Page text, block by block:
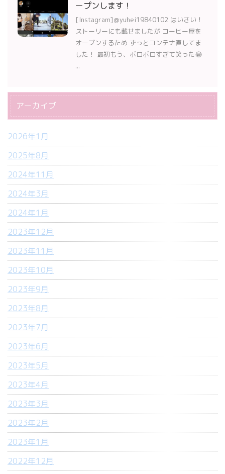
ープンします！
[Instagram]＠yuhei19840102 はいさい！
ストーリーにも載せましたが コーヒー屋を
オープンするため ずっとコンテナ直してま
した！ 最初もう、ボロボロすぎて笑った😂
...
アーカイブ
2026年1月
2025年8月
2024年11月
2024年3月
2024年1月
2023年12月
2023年11月
2023年10月
2023年9月
2023年8月
2023年7月
2023年6月
2023年5月
2023年4月
2023年3月
2023年2月
2023年1月
2022年12月